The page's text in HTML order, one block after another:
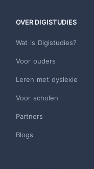
OVER DIGISTUDIES
Wat is Digistudies?
Voor ouders
Leren met dyslexie
Voor scholen
Partners
Blogs